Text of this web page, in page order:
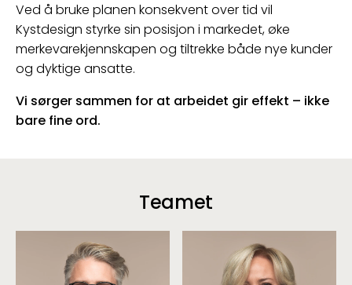
Ved å bruke planen konsekvent over tid vil
Kystdesign styrke sin posisjon i markedet, øke
merkevarekjennskapen og tiltrekke både nye kunder
og dyktige ansatte.
Vi sørger sammen for at arbeidet gir effekt – ikke
bare fine ord.
Teamet